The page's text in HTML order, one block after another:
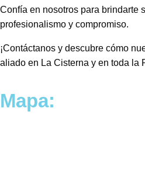
Confía en nosotros para brindarte
profesionalismo y compromiso.
¡Contáctanos y descubre cómo
aliado en La Cisterna y en toda la
Mapa: